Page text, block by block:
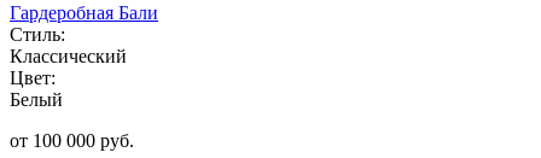
Гардеробная Бали
Стиль:
Классический
Цвет:
Белый
от 100 000 руб.